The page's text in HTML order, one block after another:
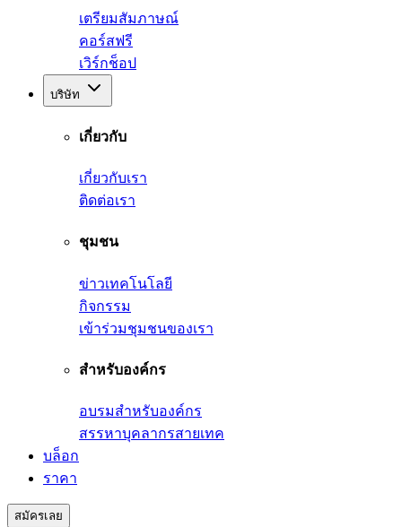
เตรียมสัมภาษณ์
คอร์สฟรี
เวิร์กช็อป
บริษัท
เกี่ยวกับ
เกี่ยวกับเรา
ติดต่อเรา
ชุมชน
ข่าวเทคโนโลยี
กิจกรรม
เข้าร่วมชุมชนของเรา
สำหรับองค์กร
อบรมสำหรับองค์กร
สรรหาบุคลากรสายเทค
บล็อก
ราคา
สมัครเลย